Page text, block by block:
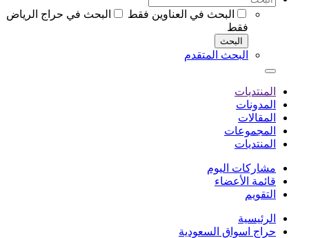
البحث في العناوين فقط
البحث في حراج الرياض
فقط
البحث
البحث المتقدم
المنتديات
المدونات
المقالات
المجموعات
المنتديات
مشاركات اليوم
قائمة الأعضاء
التقويم
الرئيسية
حراج اسواق السعودية